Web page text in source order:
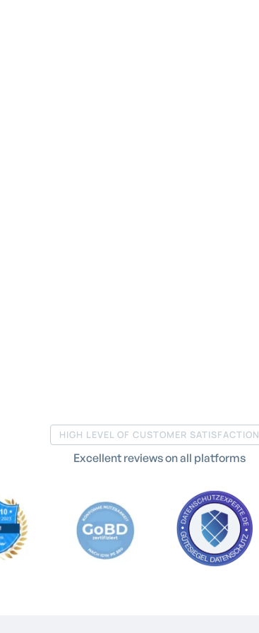
HIGH LEVEL OF CUSTOMER SATISFACTION
Excellent reviews on all platforms